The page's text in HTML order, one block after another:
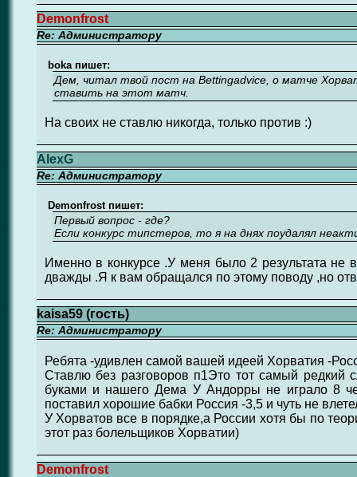
Demonfrost
Re: Администратору
boka пишет:
Дем, читал твой пост на Bettingadvice, о матче
ставить на этот матч.
На своих не ставлю никогда, только против :)
AlexG
Re: Администратору
Demonfrost пишет:
Первый вопрос - где?
Если конкурс типстеров, то я на днях поудалял
Именно в конкурсе .У меня было 2 результата не
дважды .Я к вам обращался по этому поводу ,но
kaisa59 (гость)
Re: Администратору
Ребята -удивлен самой вашей идеей Хорватия -
Ставлю без разговоров п1Это тот самый редкий
буками и нашего Дема У Андорры не играло 8
поставил хорошие бабки Россия -3,5 и чуть не
У Хорватов все в порядке,а России хотя бы по
этот раз болельщиков Хорватии)
Demonfrost